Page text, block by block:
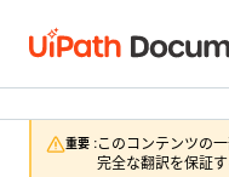
重要 :このコンテンツの
完全な翻訳を保証